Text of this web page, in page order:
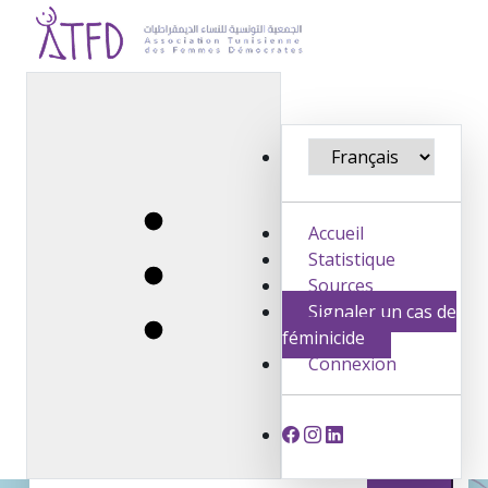
Accueil
Statistique
Sources
Signaler un cas de
féminicide
Connexion
La carte interactive des féminicides est
une plateforme de mémoire, conçue
pour visualiser et documenter les cas
de féminicides en Tunisie, dans le but
de sensibiliser, soutenir et honorer la
mémoire des victimes.